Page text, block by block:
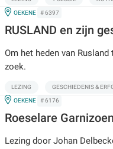
IN
OEKENE # 6397
RUSLAND en zijn
Om het heden van
zoek.
LEZING GESCHIEDENIS &
IN
OEKENE # 6176
Roeselare
Lezing door Johan